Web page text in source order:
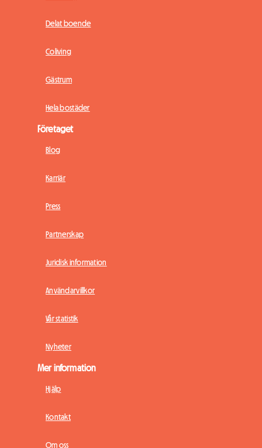
Delat boende
Coliving
Gästrum
Hela bostäder
Företaget
Blog
Karriär
Press
Partnerskap
Juridisk information
Användarvillkor
Vår statistik
Nyheter
Mer information
Hjälp
Kontakt
Om oss